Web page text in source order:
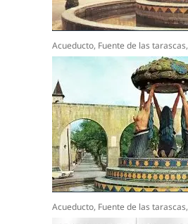
Acueducto, Fuente de las
Acueducto, Fuente de las